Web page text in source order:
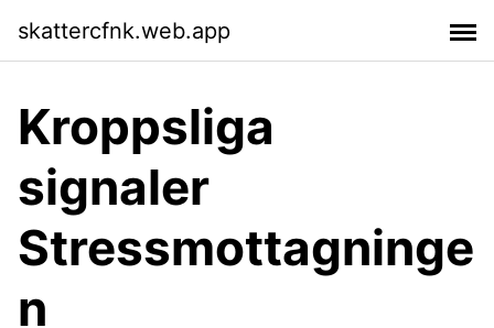
skattercfnk.web.app
Kroppsliga
signaler
Stressmottagninge
n